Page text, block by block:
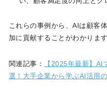
これらの事例から、AIは顧客
加に貢献することがわかります
関連記事：
【2025年最新】
選！大手企業から学ぶAI活用